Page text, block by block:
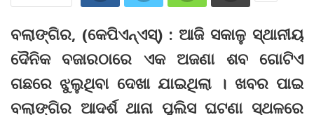
ବଲାଙ୍ଗିର, (କେପିଏନ୍‌ଏସ୍‌) : ଆଜି ସକାଳୁ ସ୍ଥାନୀୟ
ଦୈନିକ ବଜାରଠାରେ ଏକ ଅଜଣା ଶବ ଗୋଟିଏ
ଗଛରେ ଝୁଲୁଥିବା ଦେଖା ଯାଇଥିଲା । ଖବର ପାଇ
ବଲାଙ୍ଗିର ଆଦର୍ଶ ଥାନା ପୁଲିସ ଘଟଣା ସ୍ଥଳରେ